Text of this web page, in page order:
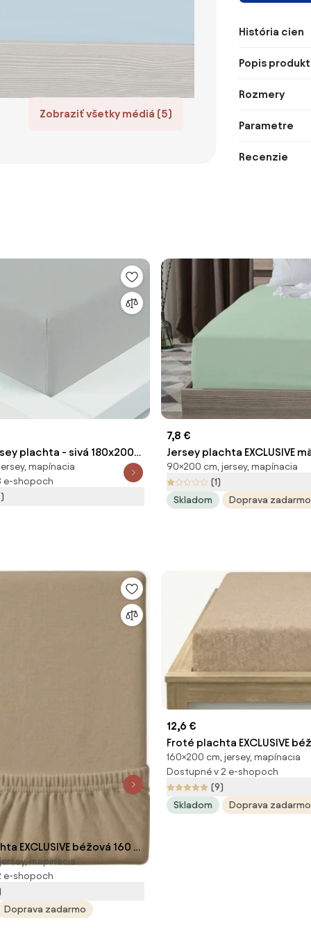
Zobraziť všetky médiá (5)
História cien
Popis
Rozmery
Parametre
Recenzie
plachta - sivá 180x200
mapínacia
e-shopoch
7,8 €
Jersey plachta EXCLUSIVE
zelená 90 x 200 cm
90×200 cm, jersey, mapínacia
(1)
Skladom
Doprava zadarmo
EXCLUSIVE béžová 160 x
mapínacia
e-shopoch
Doprava zadarmo
12,6 €
Froté plachta EXCLUSIVE
160x200 cm
160×200 cm, jersey, mapínacia
Dostupné v 2 e-shopoch
(9)
Skladom
Doprava zadarmo